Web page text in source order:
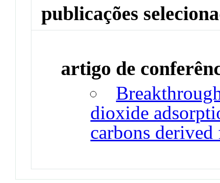
publicações
artigo de
dioxide
carbons